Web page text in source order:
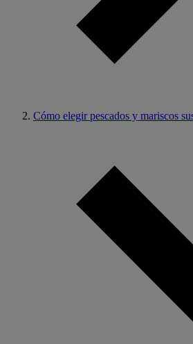
Cómo elegir pescados y mariscos